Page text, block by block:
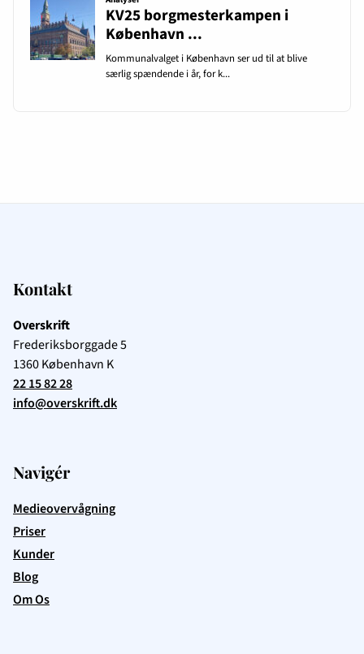
Kontakt
Overskrift
Frederiksborggade 5
1360København K
22 15 82 28
info@overskrift.dk
Navigér
Medieovervågning
Priser
Kunder
Blog
Om Os